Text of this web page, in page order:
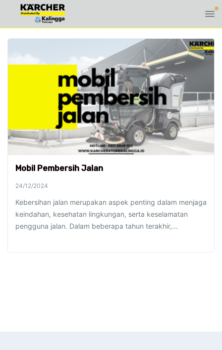
Mobil Pembersih Jalan
24/12/2024
Kebersihan jalan merupakan aspek penting dalam menjaga
keindahan, kesehatan lingkungan, serta keselamatan
pengguna jalan. Dalam beberapa tahun terakhir,…